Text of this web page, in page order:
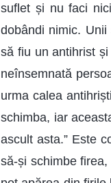
suflet și nu faci
dobândi nimic.
să fiu un antihrist
neînsemnată
urma calea
schimba, iar
ascult asta.” Este
să-și schimbe